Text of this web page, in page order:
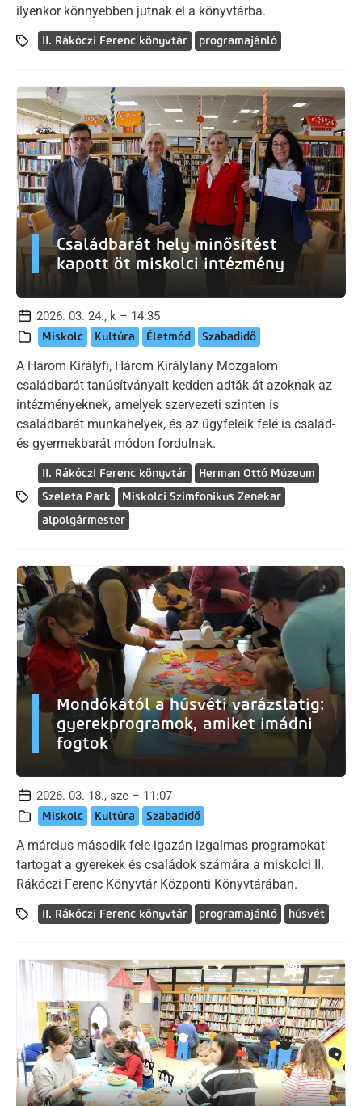
ilyenkor könnyebben jutnak el a könyvtárba.
II. Rákóczi Ferenc könyvtár programajánló
Családbarát hely minősítést
kapott öt miskolci intézmény
2026. 03. 24., k – 14:35
Miskolc Kultúra Életmód Szabadidő
A Három Királyfi, Három Királylány Mozgalom
családbarát tanúsítványait kedden adták át azoknak az
intézményeknek, amelyek szervezeti szinten is
családbarát munkahelyek, és az ügyfeleik felé is család-
és gyermekbarát módon fordulnak.
II. Rákóczi Ferenc könyvtár
Herman Ottó Múzeum
Szeleta Park
Miskolci Szimfonikus Zenekar
alpolgármester
Mondókától a húsvéti varázslatig:
gyerekprogramok, amiket imádni
fogtok
2026. 03. 18., sze – 11:07
Miskolc Kultúra Szabadidő
A március második fele igazán izgalmas programokat
tartogat a gyerekek és családok számára a miskolci II.
Rákóczi Ferenc Könyvtár Központi Könyvtárában.
II. Rákóczi Ferenc könyvtár programajánló húsvét